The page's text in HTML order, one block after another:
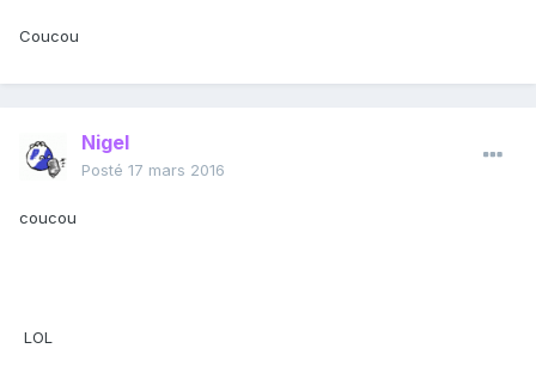
Coucou
Nigel
Posté 17 mars 2016
coucou
LOL